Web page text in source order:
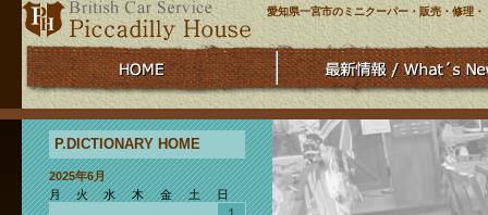
愛知県一宮市のミニクーパー・販売・修理
P.DICTIONARY HOME
2025年6月
月
火 水 木 金 土 日